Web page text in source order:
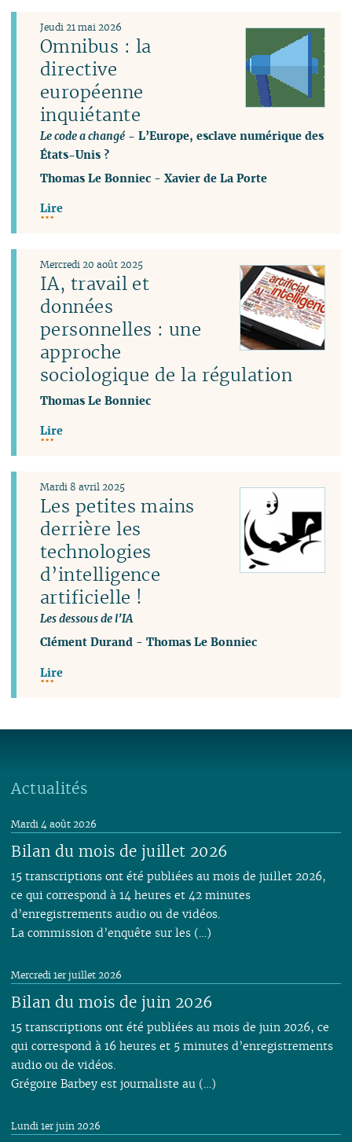
Omnibus : la
directive
européenne
inquiétante
Le code a changé - L’Europe, esclave numérique des
États-Unis ?
Jeudi 21 mai 2026
Thomas Le Bonniec -Xavier de La Porte
Lire
IA, travail et
données
personnelles : une
approche
sociologique de la régulation
Mercredi 20 août 2025
Thomas Le Bonniec
Lire
Les petites mains
derrière les
technologies
d’intelligence
artificielle !
Les dessous de l’IA
Mardi 8 avril 2025
Clément Durand -Thomas Le Bonniec
Lire
Actualités
Bilan du mois de juillet 2026
Mardi 4 août 2026
15 transcriptions ont été publiées au mois de juillet 2026,
ce qui correspond à 14 heures et 42 minutes
d’enregistrements audio ou de vidéos.
La commission d’enquête sur les (…)
Bilan du mois de juin 2026
Mercredi 1er juillet 2026
15 transcriptions ont été publiées au mois de juin 2026, ce
qui correspond à 16 heures et 5 minutes d’enregistrements
audio ou de vidéos.
Grégoire Barbey est journaliste au (…)
Lundi 1er juin 2026